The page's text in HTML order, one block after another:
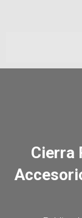
Cierra